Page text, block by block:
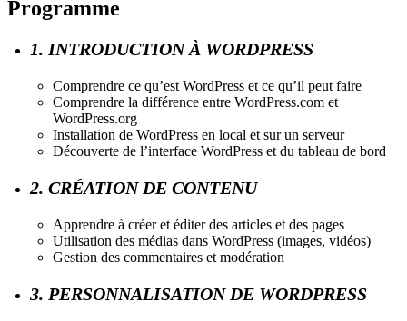
Programme
1. INTRODUCTION À WORDPRESS
Comprendre ce qu’est WordPress et ce qu’il peut faire
Comprendre la différence entre WordPress.com et
WordPress.org
Installation de WordPress en local et sur un serveur
Découverte de l’interface WordPress et du tableau de bord
2. CRÉATION DE CONTENU
Apprendre à créer et éditer des articles et des pages
Utilisation des médias dans WordPress (images, vidéos)
Gestion des commentaires et modération
3. PERSONNALISATION DE WORDPRESS